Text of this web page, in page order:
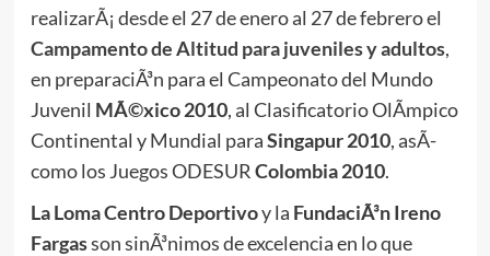
realizarÃ¡ desde el 27 de enero al 27 de febrero el
Campamento de Altitud para juveniles y adultos,
en preparaciÃ³n para el Campeonato del Mundo
Juvenil MÃ©xico 2010, al Clasificatorio OlÃ­mpico
Continental y Mundial paraSingapur 2010, asÃ­
como los Juegos ODESURColombia 2010.
La Loma Centro Deportivoy la FundaciÃ³n Ireno
Fargasson sinÃ³nimos de excelencia en lo que